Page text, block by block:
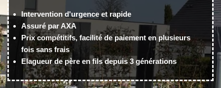
Intervention d'urgence et rapide
Assuré par AXA
Prix compétitifs, facilité de paiement en plusieurs
fois sans frais
Elagueur de père en fils depuis 3 générations